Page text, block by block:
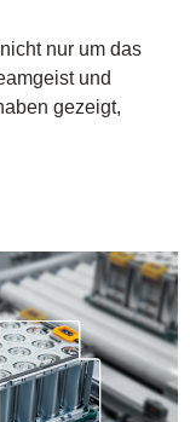
nur um das
und
gezeigt,